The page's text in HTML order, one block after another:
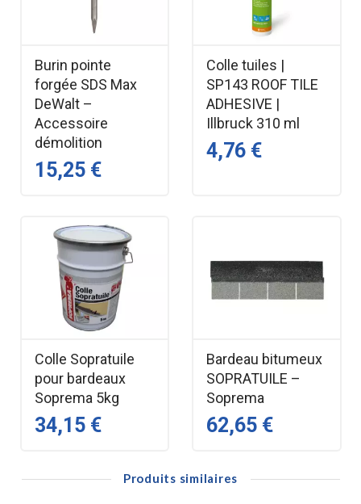
Tige — Tige crantée
Compatibilité — SOPRATUILE & SOPRATUILE
QUEUE DE CASTOR
Cas particulier — Pour bardeaux cuivre :
utiliser clous cuivre
Support — Pose sur bois, liteaux, voliges
Marque — Soprema
Conditionnement — Boite de 5kg
• Ces clous sont‑ils adaptés aux bardeaux bitumés ? Oui,
ils sont conçus pour SOPRATUILE et QUEUE DE CASTOR.
• Pourquoi une tête large ? Pour assurer un maintien
optimal du bardeau.
Utiliser des clous en cuivre pour éviter un couple
électrolytique.
et limite l’arrachement.
Burin pointe
forgée SDS Max
DeWalt –
Accessoire
démolition
15,25 €
Colle tuiles |
SP143 ROOF TILE
ADHESIVE |
Illbruck 310 ml
4,76 €
Colle Sopratuile
pour bardeaux
Soprema 5kg
34,15 €
Bardeau bitumeux
SOPRATUILE –
Soprema
62,65 €
Produits similaires